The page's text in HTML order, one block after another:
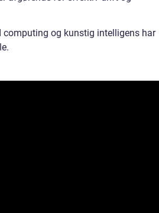
og kunstig intelligens har